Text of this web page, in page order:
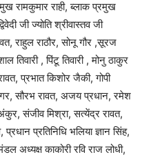
रामकुमार राही, ब्लाक प्रमुख
जी ज्योति श्रीवास्तव जी
राहुल राठौर, सोनू गौर ,सूरज
तिवारी , पिंटू तिवारी , मोनु ठाकुर
प्रभात किशोर जैकी, गोपी
सौरभ रावत, अजय प्रधान, रमेश
संजीव मिश्रा, सत्येंद्र रावत,
प्रधान प्रतिनिधि भलिया ज्ञान सिंह,
अध्यक्ष काकोरी रवि राज लोधी,